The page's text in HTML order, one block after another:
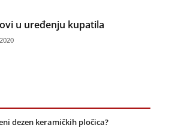
u uređenju kupatila
dezen keramičkih pločica?